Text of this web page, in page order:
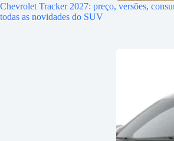
Chevrolet Tracker 2027: preço, versões,
todas as novidades do SUV